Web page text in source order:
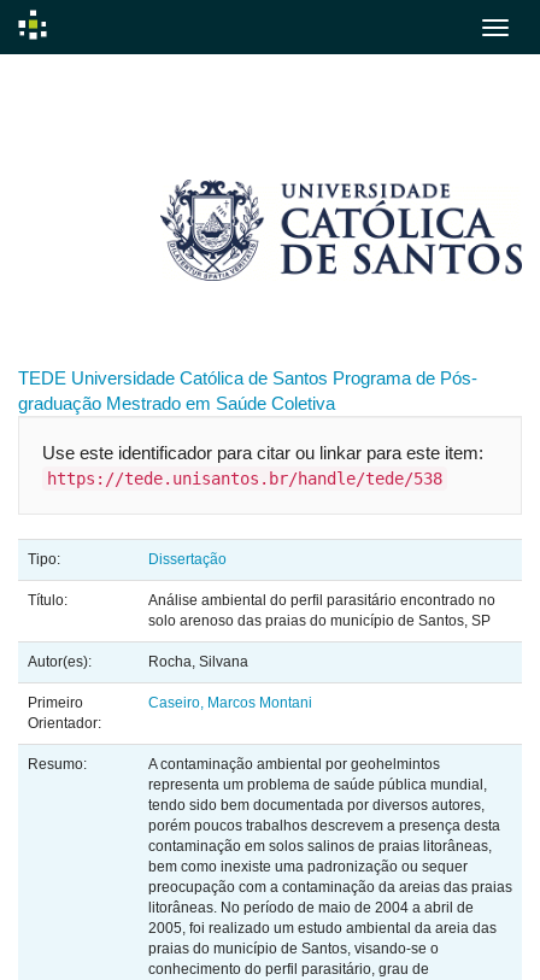
TEDE Universidade Católica de Santos Programa de Pós-
graduação Mestrado em Saúde Coletiva
Use este identificador para citar ou linkar para este item:
https://tede.unisantos.br/handle/tede/538
Tipo: Dissertação
Título:
Análise ambiental do perfil parasitário encontrado no
solo arenoso das praias do município de Santos, SP
Autor(es): Rocha, Silvana
Primeiro
Orientador:
Caseiro, Marcos Montani
Resumo:
A contaminação ambiental por geohelmintos
representa um problema de saúde pública mundial,
tendo sido bem documentada por diversos autores,
porém poucos trabalhos descrevem a presença desta
contaminação em solos salinos de praias litorâneas,
bem como inexiste uma padronização ou sequer
preocupação com a contaminação da areias das praias
litorâneas. No período de maio de 2004 a abril de
2005, foi realizado um estudo ambiental da areia das
praias do município de Santos, visando-se o
conhecimento do perfil parasitário, grau de